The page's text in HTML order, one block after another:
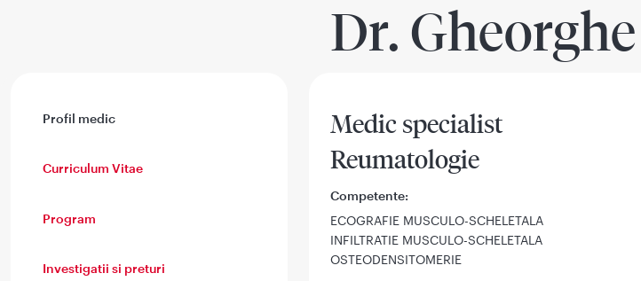
Dr.
Profil medic
Curriculum Vitae
Program
Investigatii si preturi
Medic specialist
Reumatologie
Competente:
ECOGRAFIE MUSCULO-SCHELETALA
INFILTRATIE MUSCULO-SCHELETALA
OSTEODENSITOMERIE